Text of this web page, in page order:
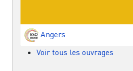
Angers
Voir tous les ouvrages